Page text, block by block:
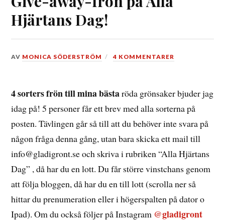
Hjärtans Dag!
DEN
2024
AV MONICA SÖDERSTRÖM 4 KOMMENTARER
4 sorters frön till mina bästaröda grönsaker bjuder jag
idag på! 5 personer får ett brev med alla sorterna på
posten. Tävlingen går så till att du behöver inte svara på
någon fråga denna gång, utan bara skicka ett mail till
info@gladigront.se och skriva i rubriken “Alla Hjärtans
Dag” , då har du en lott. Du får större vinstchans genom
att följa bloggen, då har du en till lott (scrolla ner så
hittar du prenumeration eller i högerspalten på dator o
Ipad). Om du också följer på Instagram @gladigront